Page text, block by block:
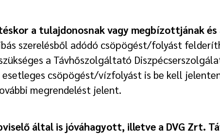
a tulajdonosnak vagy megbízottjának
szerelésből adódó csöpögést/folyást
a Távhőszolgáltató
csöpögést/vízfolyást is be kell
megrendelést jelent.
által is jóváhagyott, illetve a DVG Zrt.